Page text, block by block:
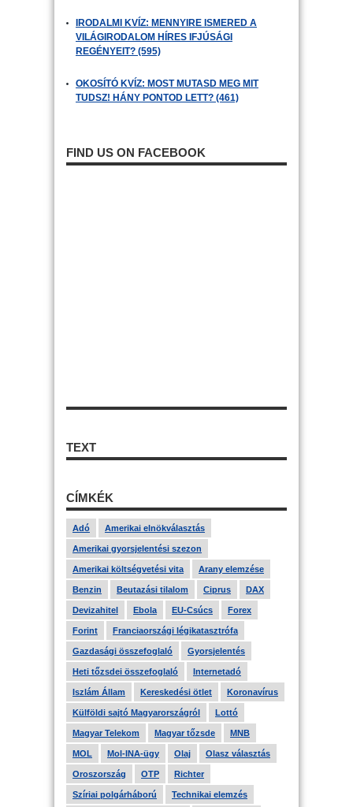
IRODALMI KVÍZ: MENNYIRE ISMERED A
VILÁGIRODALOM HÍRES IFJÚSÁGI
REGÉNYEIT? (595)
OKOSÍTÓ KVÍZ: MOST MUTASD MEG MIT
TUDSZ! HÁNY PONTOD LETT? (461)
FIND US ON FACEBOOK
TEXT
CÍMKÉK
Adó Amerikai elnökválasztás
Amerikai gyorsjelentési szezon
Amerikai költségvetési vita Arany elemzése
Benzin Beutazási tilalom Ciprus DAX
Devizahitel Ebola EU-Csúcs Forex
Forint Franciaországi légikatasztrófa
Gazdasági összefoglaló Gyorsjelentés
Heti tőzsdei összefoglaló Internetadó
Iszlám Állam Kereskedési ötlet Koronavírus
Külföldi sajtó Magyarországról Lottó
Magyar Telekom Magyar tőzsde MNB
MOL Mol-INA-ügy Olaj Olasz választás
Oroszország OTP Richter
Szíriai polgárháború Technikai elemzés